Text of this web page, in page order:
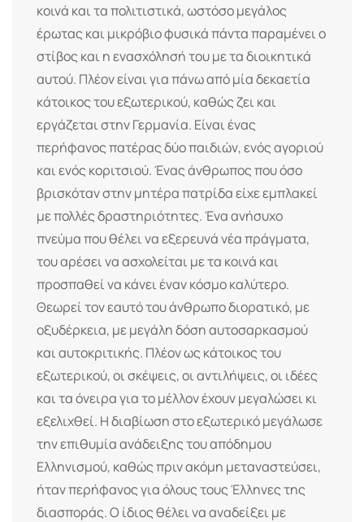
κοινά και τα πολιτιστικά, ωστόσο μεγάλος
έρωτας και μικρόβιο φυσικά πάντα παραμένει ο
στίβος και η ενασχόλησή του με τα διοικητικά
αυτού. Πλέον είναι για πάνω από μία δεκαετία
κάτοικος του εξωτερικού, καθώς ζει και
εργάζεται στην Γερμανία. Είναι ένας
περήφανος πατέρας δύο παιδιών, ενός αγοριού
και ενός κοριτσιού. Ένας άνθρωπος που όσο
βρισκόταν στην μητέρα πατρίδα είχε εμπλακεί
με πολλές δραστηριότητες. Ένα ανήσυχο
πνεύμα που θέλει να εξερευνά νέα πράγματα,
του αρέσει να ασχολείται με τα κοινά και
προσπαθεί να κάνει έναν κόσμο καλύτερο.
Θεωρεί τον εαυτό του άνθρωπο διορατικό, με
οξυδέρκεια, με μεγάλη δόση αυτοσαρκασμού
και αυτοκριτικής. Πλέον ως κάτοικος του
εξωτερικού, οι σκέψεις, οι αντιλήψεις, οι ιδέες
και τα όνειρα για το μέλλον έχουν μεγαλώσει κι
εξελιχθεί. Η διαβίωση στο εξωτερικό μεγάλωσε
την επιθυμία ανάδειξης του απόδημου
Ελληνισμού, καθώς πριν ακόμη μεταναστεύσει,
ήταν περήφανος για όλους τους Έλληνες της
διασποράς. Ο ίδιος θέλει να αναδείξει με